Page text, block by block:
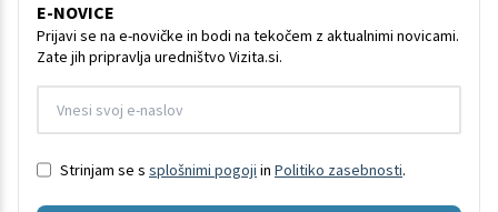
E-NOVICE
Prijavi se na e-novičke in bodi na tekočem z aktualnimi novicami.
Zate jih pripravlja uredništvo Vizita.si.
Strinjam se s splošnimi pogoji in Politiko zasebnosti.